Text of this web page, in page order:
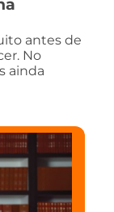
antes de
No
ainda